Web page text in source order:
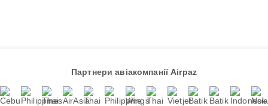
Партнери авіакомпанії Airpaz